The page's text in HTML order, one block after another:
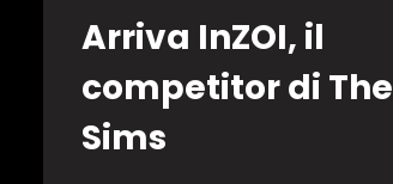
Arriva InZOI, il
competitor di The
Sims